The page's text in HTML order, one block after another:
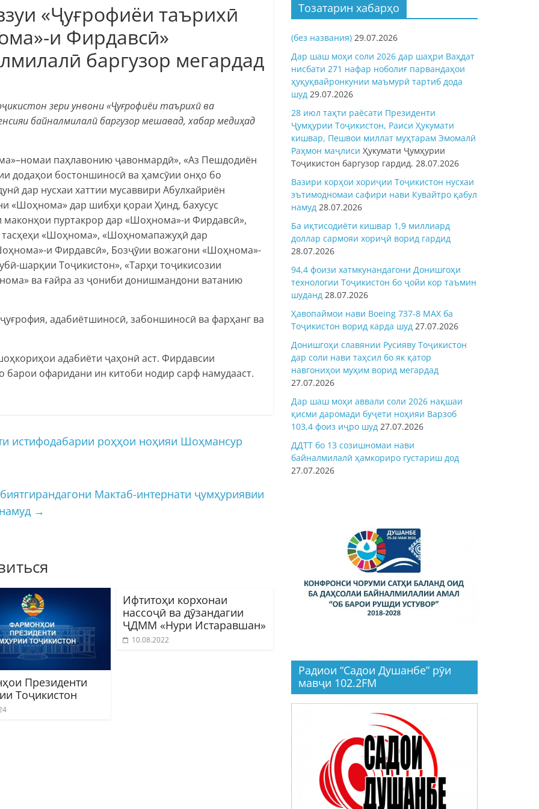
«Ҷуғрофиёи таърихӣ
и Фирдавсӣ»
баргузор мегардад
зери унвони «Ҷуғрофиёи таърихӣ ва
байналмилалӣ баргузор мешавад, хабар медиҳад
паҳлавонию ҷавонмардӣ», «Аз Пешдодиён
додаҳои бостоншиносӣ ва ҳамсӯии онҳо бо
дар нусхаи хаттии мусаввири Абулхайриён
«Шоҳнома» дар шибҳи қораи Ҳинд, бахусус
маконҳои пуртакрор дар «Шоҳнома»-и Фирдавсӣ»,
«Шоҳнома», «Шоҳномапажуҳӣ дар
и Фирдавсӣ», Бозҷӯии вожагони «Шоҳнома»-
шарқии Тоҷикистон», «Тарҳи тоҷикисозии
ва ғайра аз ҷониби донишмандони ватанию
адабиётшиносӣ, забоншиносӣ ва фарҳанг ва
адабиёти ҷаҳонӣ аст. Фирдавсии
барои офаридани ин китоби нодир сарф намудааст.
истифодабарии роҳҳои ноҳияи Шоҳмансур
Мактаб-интернати ҷумҳуриявии
→
Президенти
Тоҷикистон
Ифтитоҳи корхонаи
нассоҷӣ ва дӯзандагии
ҶДММ «Нури Истаравшан»
10.08.2022
Тозатарин хабарҳо
(без названия) 29.07.2026
Дар шаш моҳи соли 2026 дар шаҳри Ваҳдат
нисбати 271 нафар ноболиғ парвандаҳои
ҳуқуқвайронкунии маъмурӣ тартиб дода
шуд 29.07.2026
28 июл таҳти раёсати Президенти
Ҷумҳурии Тоҷикистон, Раиси Ҳукумати
кишвар, Пешвои миллат муҳтарам Эмомалӣ
Раҳмон маҷлиси Ҳукумати Ҷумҳурии
Тоҷикистон баргузор гардид. 28.07.2026
Вазири корҳои хориҷии Тоҷикистон нусхаи
эътимодномаи сафири нави Кувайтро қабул
намуд 28.07.2026
Ба иқтисодиёти кишвар 1,9 миллиард
доллар сармояи хориҷӣ ворид гардид
28.07.2026
94,4 фоизи хатмкунандагони Донишгоҳи
технологии Тоҷикистон бо ҷойи кор таъмин
шуданд 28.07.2026
Ҳавопаймои нави Boeing 737-8 MAX ба
Тоҷикистон ворид карда шуд 27.07.2026
Донишгоҳи славянии Русияву Тоҷикистон
дар соли нави таҳсил бо як қатор
навгониҳои муҳим ворид мегардад
27.07.2026
Дар шаш моҳи аввали соли 2026 нақшаи
қисми даромади буҷети ноҳияи Варзоб
103,4 фоиз иҷро шуд 27.07.2026
ДДТТ бо 13 созишномаи нави
байналмилалӣ ҳамкориро густариш дод
27.07.2026
Радиои “Садои Душанбе” рӯи
мавҷи 102.2FM